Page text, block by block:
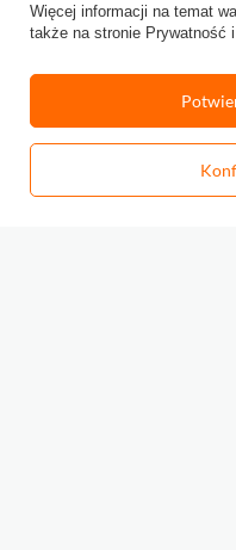
Więcej informacji na temat
także na stronie Prywatność